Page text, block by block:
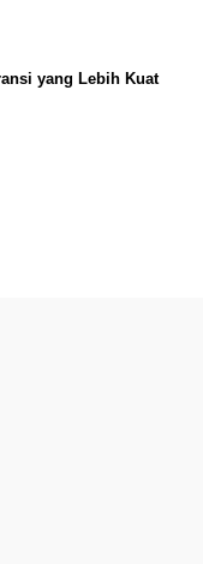
yang Lebih Kuat